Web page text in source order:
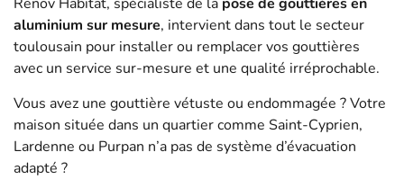
aluminium sur mesure, intervient dans tout le secteur
toulousain pour installer ou remplacer vos gouttières
avec un service sur-mesure et une qualité irréprochable.
Vous avez une gouttière vétuste ou endommagée ? Votre
maison située dans un quartier comme Saint-Cyprien,
Lardenne ou Purpan n’a pas de système d’évacuation
adapté ?